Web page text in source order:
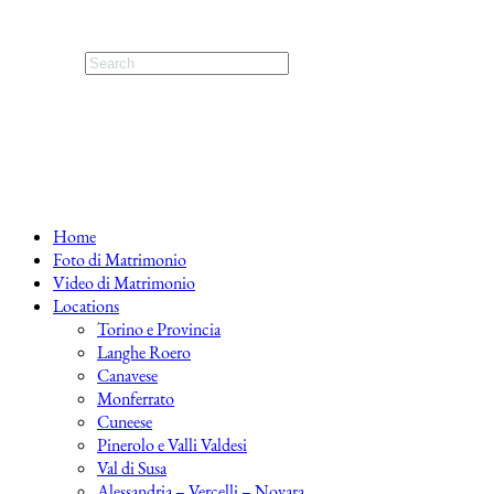
Home
Foto di Matrimonio
Video di Matrimonio
Locations
Torino e Provincia
Langhe Roero
Canavese
Monferrato
Cuneese
Pinerolo e Valli Valdesi
Val di Susa